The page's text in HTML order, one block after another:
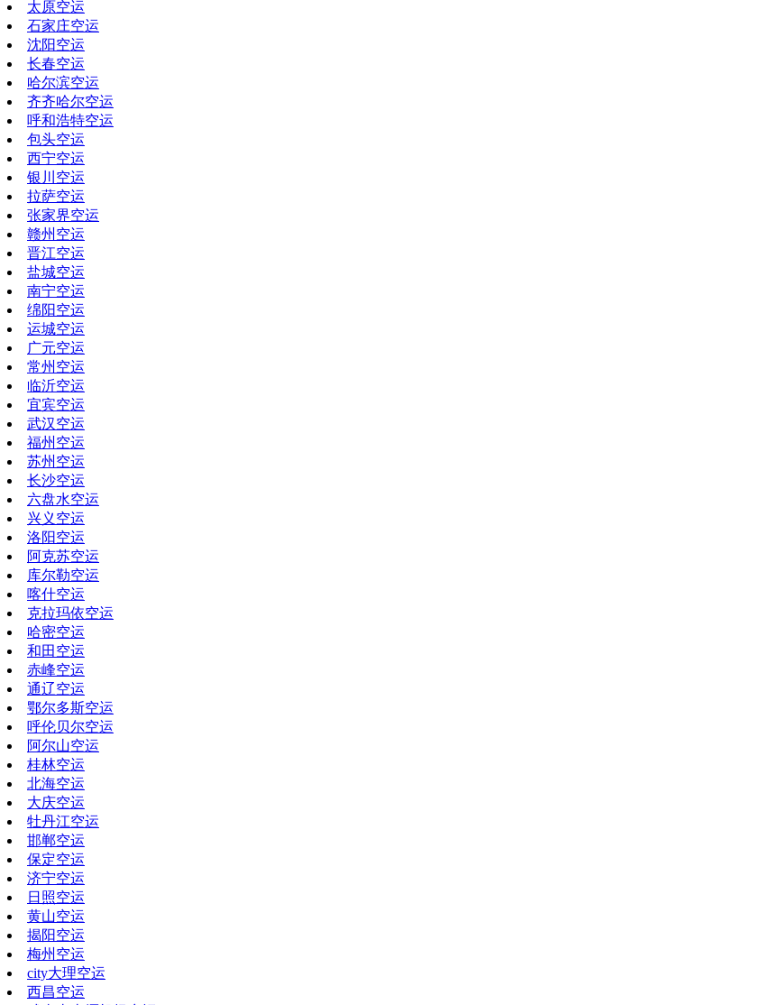
太原空运
石家庄空运
沈阳空运
长春空运
哈尔滨空运
齐齐哈尔空运
呼和浩特空运
包头空运
西宁空运
银川空运
拉萨空运
张家界空运
赣州空运
晋江空运
盐城空运
南宁空运
绵阳空运
运城空运
广元空运
常州空运
临沂空运
宜宾空运
武汉空运
福州空运
苏州空运
长沙空运
六盘水空运
兴义空运
洛阳空运
阿克苏空运
库尔勒空运
喀什空运
克拉玛依空运
哈密空运
和田空运
赤峰空运
通辽空运
鄂尔多斯空运
呼伦贝尔空运
阿尔山空运
桂林空运
北海空运
大庆空运
牡丹江空运
邯郸空运
保定空运
济宁空运
日照空运
黄山空运
揭阳空运
梅州空运
city大理空运
西昌空运